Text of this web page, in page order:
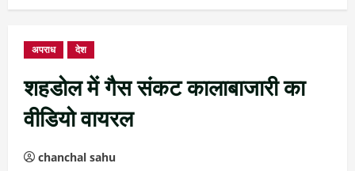
अपराध देश
शहडोल में गैस संकट कालाबाजारी का
वीडियो वायरल
chanchal sahu